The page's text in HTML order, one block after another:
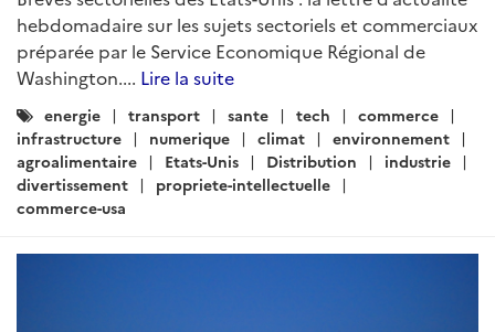
divertissement
propriete-intellectuelle
commerce-usa